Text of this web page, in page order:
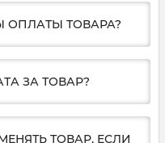
ОПЛАТЫ ТОВАРА?
ЗА ТОВАР?
ТОВАР, ЕСЛИ